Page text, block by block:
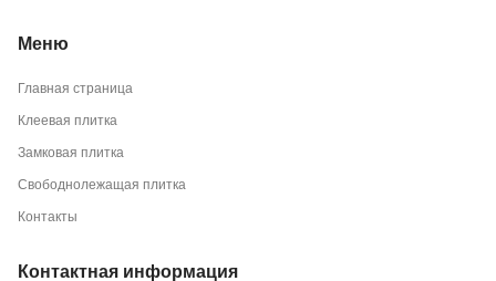
Меню
Главная страница
Клеевая плитка
Замковая плитка
Свободнолежащая плитка
Контакты
Контактная информация